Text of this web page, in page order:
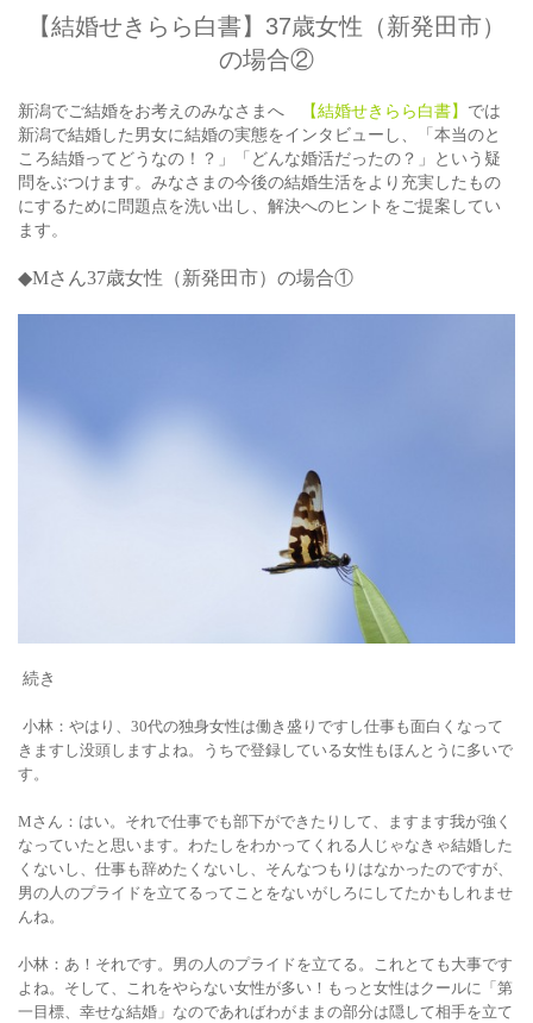
【結婚せきらら白書】37歳女性（新発田市）
の場合②
新潟でご結婚をお考えのみなさまへ 【結婚せきらら白書】 では
新潟で結婚した男女に結婚の実態をインタビューし、「本当のと
ころ結婚ってどうなの！？」「どんな婚活だったの？」という疑
問をぶつけます。みなさまの今後の結婚生活をより充実したもの
にするために問題点を洗い出し、解決へのヒントをご提案してい
ます。
◆Mさん37歳女性（新発田市）の場合①
続き
小林：やはり、30代の独身女性は働き盛りですし仕事も面白くなって
きますし没頭しますよね。うちで登録している女性もほんとうに多いで
す。
Mさん：はい。それで仕事でも部下ができたりして、ますます我が強く
なっていたと思います。わたしをわかってくれる人じゃなきゃ結婚した
くないし、仕事も辞めたくないし、そんなつもりはなかったのですが、
男の人のプライドを立てるってことをないがしろにしてたかもしれませ
んね。
小林：あ！それです。男の人のプライドを立てる。これとても大事です
よね。そして、これをやらない女性が多い！もっと女性はクールに「第
一目標、幸せな結婚」なのであればわがままの部分は隠して相手を立て